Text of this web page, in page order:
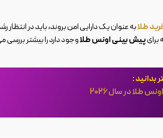
طلابه عنوان یک دارایی امن بروند، باید در انتظار
برایپیش بینی اونس طلاوجود دارد را بیشتر بررسی
بدانید :
طلا در سال 2026